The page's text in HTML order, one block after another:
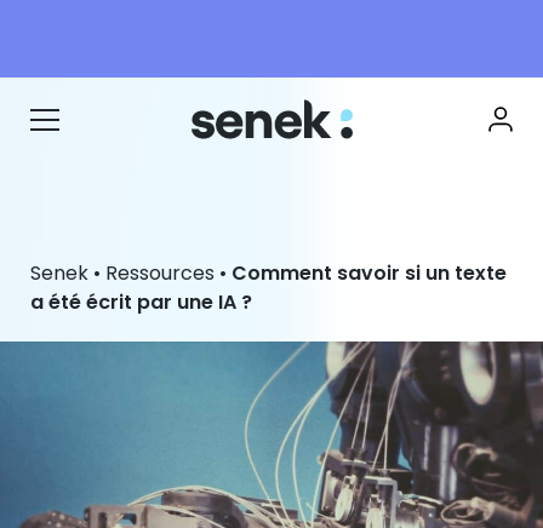
Senek • Ressources • Comment savoir si un texte
a été écrit par une IA ?